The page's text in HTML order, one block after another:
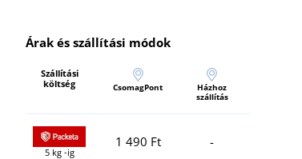
Árak és szállítási módok
Szállítási
költség
CsomagPont
Házhoz
szállítás
5 kg -ig
1 490 Ft -